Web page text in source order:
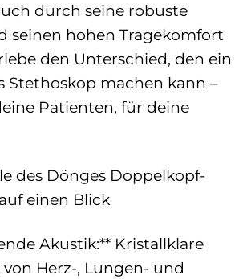
durch seine robuste
seinen hohen Tragekomfort
den Unterschied, den ein
Stethoskop machen kann –
Patienten, für deine
des Dönges Doppelkopf-
einen Blick
Akustik:** Kristallklare
Herz-, Lungen- und